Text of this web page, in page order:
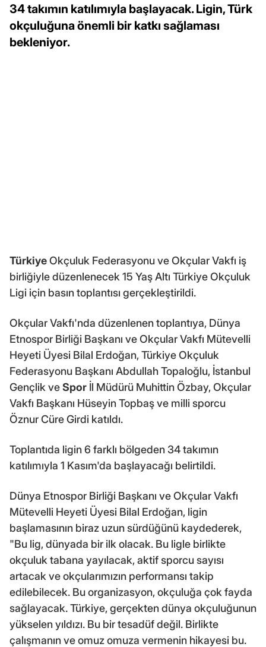
34 takımın katılımıyla başlayacak. Ligin, Türk
okçuluğuna önemli bir katkı sağlaması
bekleniyor.
TürkiyeOkçuluk Federasyonu ve Okçular Vakfı iş
birliğiyle düzenlenecek 15 Yaş Altı Türkiye Okçuluk
Ligi için basın toplantısı gerçekleştirildi.
Okçular Vakfı'nda düzenlenen toplantıya, Dünya
Etnospor Birliği Başkanı ve Okçular Vakfı Mütevelli
Heyeti Üyesi Bilal Erdoğan, Türkiye Okçuluk
Federasyonu Başkanı Abdullah Topaloğlu, İstanbul
Gençlik veSpor İl Müdürü Muhittin Özbay, Okçular
Vakfı Başkanı Hüseyin Topbaş ve milli sporcu
Öznur Cüre Girdi katıldı.
Toplantıda ligin 6 farklı bölgeden 34 takımın
katılımıyla 1 Kasım'da başlayacağı belirtildi.
Dünya Etnospor Birliği Başkanı ve Okçular Vakfı
Mütevelli Heyeti Üyesi Bilal Erdoğan, ligin
başlamasının biraz uzun sürdüğünü kaydederek,
"Bu lig, dünyada bir ilk olacak. Bu ligle birlikte
okçuluk tabana yayılacak, aktif sporcu sayısı
artacak ve okçularımızın performansı takip
edilebilecek. Bu organizasyon, okçuluğa çok fayda
sağlayacak. Türkiye, gerçekten dünya okçuluğunun
yükselen yıldızı. Bu bir tesadüf değil. Birlikte
çalışmanın ve omuz omuza vermenin hikayesi bu.